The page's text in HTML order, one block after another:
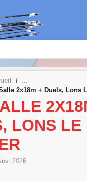
2x18m + Duels, Lons
LONS LE
2026
des cookies